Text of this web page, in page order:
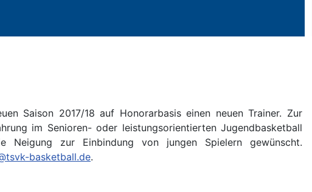
Saison 2017/18 auf Honorarbasis einen neuen Trainer. Zur
im Senioren- oder leistungsorientierten Jugendbasketball
Neigung zur Einbindung von jungen Spielern gewünscht.
basketball.de.